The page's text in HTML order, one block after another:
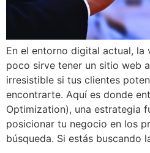
En el entorno digital actual, la
poco sirve tener un sitio web
irresistible si tus clientes
encontrarte. Aquí es donde
Optimization), una estrategia
posicionar tu negocio en los
búsqueda. Si estás buscando